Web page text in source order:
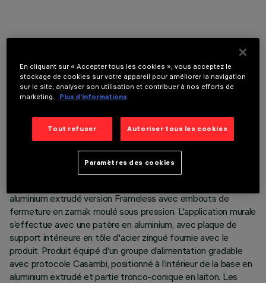
DONNÉES TECHNIQUES
DERNIÈRE MISE À JOUR: 05/08/2026
sources LED monochromes 2700K IRC90. Corps éclairant
General Light (High Output) avec écran diffusant en
aluminium extrudé version Frameless avec embouts de
fermeture en zamak moulé sous pression. L'application murale
s’effectue avec une patère en aluminium, avec plaque de
support intérieure en tôle d'acier zingué fournie avec le
produit. Produit équipé d’un groupe d’alimentation gradable
avec protocole Casambi, positionné à l’intérieur de la base en
aluminium extrudé et partie tronco-conique en laiton. Les
En cliquant sur « Accepter tous les cookies », vous acceptez le
stockage de cookies sur votre appareil pour améliorer la navigation
sur le site, analyser son utilisation et contribuer à nos efforts de
marketing.
Plus d’informations
Tout refuser Autoriser tous les cookies
Paramètres des cookies